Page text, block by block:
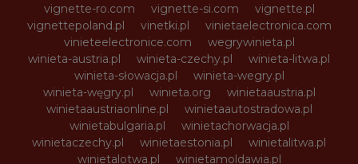
vignette-ro.com
vignette-si.com
vignette.pl
vignettepoland.pl
vinetki.pl
vinietaelectronica.com
vinieteelectronice.com
wegrywinieta.pl
winieta-austria.pl
winieta-czechy.pl
winieta-litwa.pl
winieta-słowacja.pl
winieta-wegry.pl
winieta-węgry.pl
winieta.org
winietaaustria.pl
winietaaustriaonline.pl
winietaautostradowa.pl
winietabulgaria.pl
winietachorwacja.pl
winietaczechy.pl
winietaestonia.pl
winietalitwa.pl
winietalotwa.pl
winietamoldawia.pl